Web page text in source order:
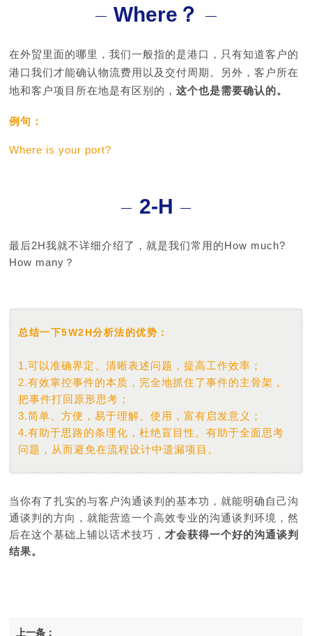
Where？
在外贸里面的哪里，我们一般指的是港口，只有知道客户的
港口我们才能确认物流费用以及交付周期。另外，客户所在
地和客户项目所在地是有区别的， 这个也是需要确认的。
例句：
Where is your port?
2-H
最后2H我就不详细介绍了，就是我们常用的How much?
How many？
总结一下5W2H分析法的优势：
1.可以准确界定、清晰表述问题，提高工作效率；
2.有效掌控事件的本质，完全地抓住了事件的主骨架，
把事件打回原形思考；
3.简单、方便，易于理解、使用，富有启发意义；
4.有助于思路的条理化，杜绝盲目性。有助于全面思考
问题，从而避免在流程设计中遗漏项目。
当你有了扎实的与客户沟通谈判的基本功，就能明确自己沟
通谈判的方向，就能营造一个高效专业的沟通谈判环境，然
后在这个基础上辅以话术技巧， 才会获得一个好的沟通谈判
结果。
上一条：